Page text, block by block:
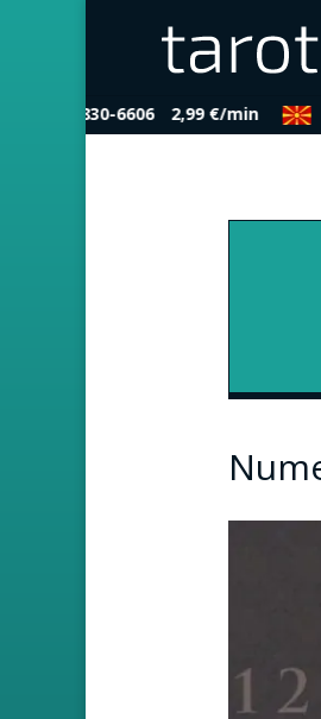
0900/830-6606 2,99 €/min